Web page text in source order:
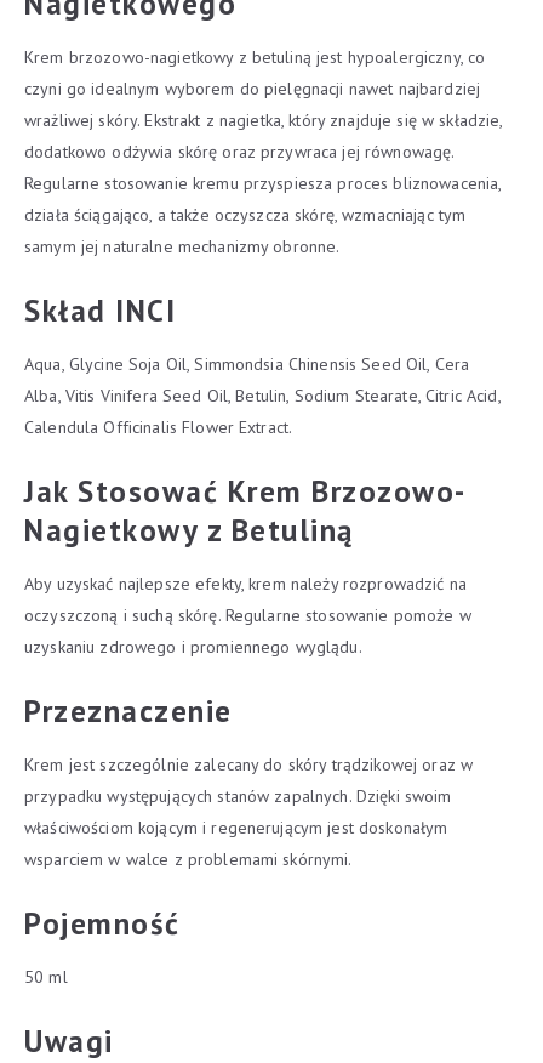
Krem brzozowo-nagietkowy z betuliną jest hypoalergiczny, co
czyni go idealnym wyborem do pielęgnacji nawet najbardziej
wrażliwej skóry. Ekstrakt z nagietka, który znajduje się w składzie,
dodatkowo odżywia skórę oraz przywraca jej równowagę.
Regularne stosowanie kremu przyspiesza proces bliznowacenia,
działa ściągająco, a także oczyszcza skórę, wzmacniając tym
samym jej naturalne mechanizmy obronne.
Skład INCI
Aqua, Glycine Soja Oil, Simmondsia Chinensis Seed Oil, Cera
Alba, Vitis Vinifera Seed Oil, Betulin, Sodium Stearate, Citric Acid,
Calendula Officinalis Flower Extract.
Jak Stosować Krem Brzozowo-
Nagietkowy z Betuliną
Aby uzyskać najlepsze efekty, krem należy rozprowadzić na
oczyszczoną i suchą skórę. Regularne stosowanie pomoże w
uzyskaniu zdrowego i promiennego wyglądu.
Przeznaczenie
Krem jest szczególnie zalecany do skóry trądzikowej oraz w
przypadku występujących stanów zapalnych. Dzięki swoim
właściwościom kojącym i regenerującym jest doskonałym
wsparciem w walce z problemami skórnymi.
Pojemność
50 ml
Uwagi